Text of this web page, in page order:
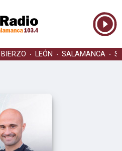
BIERZO LEÓN SALAMANCA